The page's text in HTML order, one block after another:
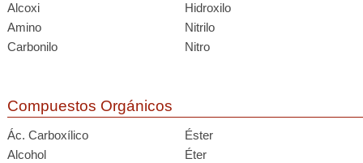
Alcoxi
Hidroxilo
Amino
Nitrilo
Carbonilo
Nitro
Compuestos Orgánicos
Ác. Carboxílico
Éster
Alcohol
Éter